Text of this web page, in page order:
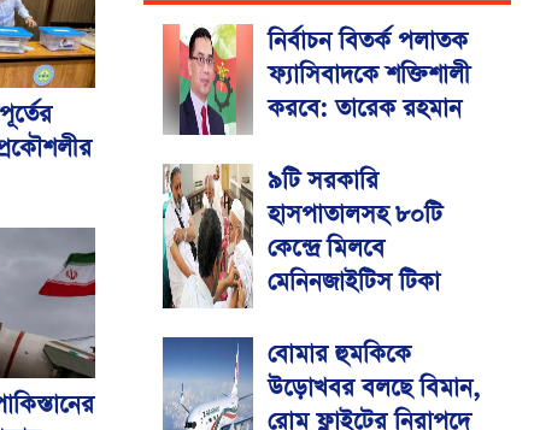
নির্বাচন বিতর্ক পলাতক
ফ্যাসিবাদকে শক্তিশালী
করবে: তারেক রহমান
৯টি সরকারি
হাসপাতালসহ ৮০টি
কেন্দ্রে মিলবে
মেনিনজাইটিস টিকা
বোমার হুমকিকে
উড়োখবর বলছে বিমান,
রোম ফ্লাইটের নিরাপদে